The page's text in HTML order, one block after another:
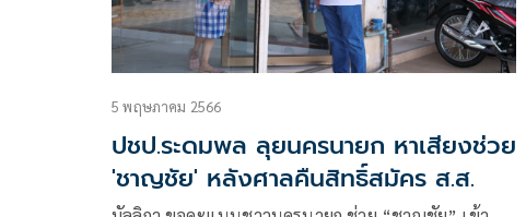
5 พฤษภาคม 2566
ปชป.ระดมพล ลุยนครนายก หาเสียงช่วย
'ชาญชัย' หลังศาลคืนสิทธิ์สมัคร ส.ส.